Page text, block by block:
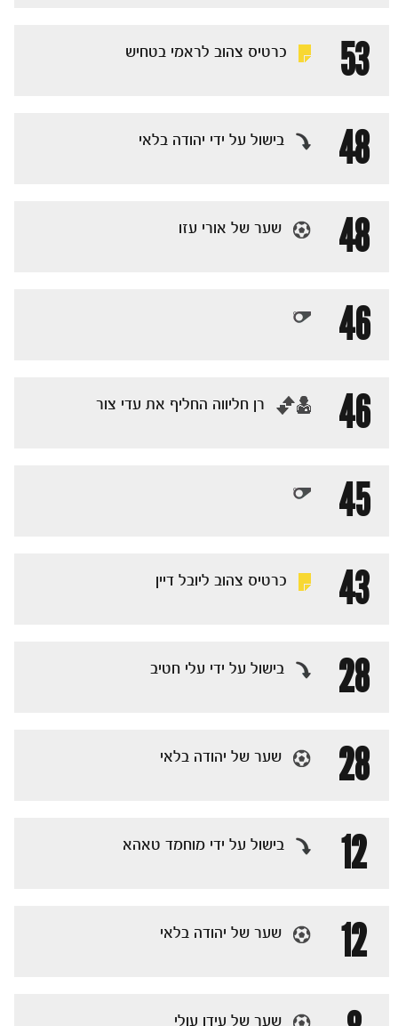
ותוצאות
כרטיסים
53 כרטיס צהוב לראמי בטחיש
48 בישול על ידי יהודה בלאי
48 שער של אורי עזו
46
46
‏רן חליווה החליף את עדי צור
45
43
כרטיס צהוב ליובל דיין
28 בישול על ידי עלי חטיב
28 שער של יהודה בלאי
12 בישול על ידי מוחמד טאהא
12 שער של יהודה בלאי
שער של עידו עולי